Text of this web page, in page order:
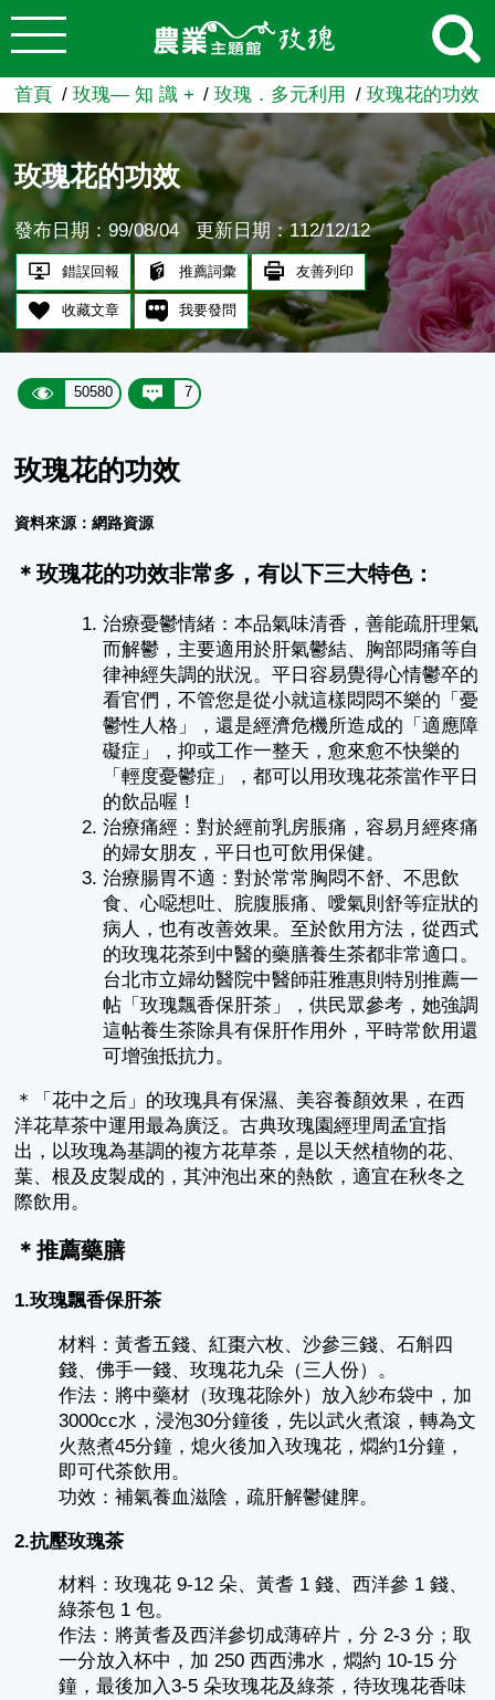
跳到主要內容
農業知識入口網
首頁 玫瑰— 知 識 + 玫瑰．多元利用 玫瑰花的功效
玫瑰花的功效
發布日期：99/08/04 更新日期：112/12/12
錯誤回報 推薦詞彙 友善列印
收藏文章 我要發問
50580 7
玫瑰花的功效
資料來源：網路資源
＊玫瑰花的功效非常多，有以下三大特色：
治療憂鬱情緒：本品氣味清香，善能疏肝理氣
而解鬱，主要適用於肝氣鬱結、胸部悶痛等自
律神經失調的狀況。平日容易覺得心情鬱卒的
看官們，不管您是從小就這樣悶悶不樂的「憂
鬱性人格」，還是經濟危機所造成的「適應障
礙症」，抑或工作一整天，愈來愈不快樂的
「輕度憂鬱症」，都可以用玫瑰花茶當作平日
的飲品喔！
治療痛經：對於經前乳房脹痛，容易月經疼痛
的婦女朋友，平日也可飲用保健。
治療腸胃不適：對於常常胸悶不舒、不思飲
食、心噁想吐、脘腹脹痛、噯氣則舒等症狀的
病人，也有改善效果。至於飲用方法，從西式
的玫瑰花茶到中醫的藥膳養生茶都非常適口。
台北市立婦幼醫院中醫師莊雅惠則特別推薦一
帖「玫瑰飄香保肝茶」，供民眾參考，她強調
這帖養生茶除具有保肝作用外，平時常飲用還
可增強抵抗力。
＊「花中之后」的玫瑰具有保濕、美容養顏效果，在西
洋花草茶中運用最為廣泛。古典玫瑰園經理周孟宜指
出，以玫瑰為基調的複方花草荼，是以天然植物的花、
葉、根及皮製成的，其沖泡出來的熱飲，適宜在秋冬之
際飲用。
＊推薦藥膳
1.玫瑰飄香保肝茶
材料：黃耆五錢、紅棗六枚、沙參三錢、石斛四
錢、佛手一錢、玫瑰花九朵（三人份）。
作法：將中藥材（玫瑰花除外）放入紗布袋中，加
3000cc水，浸泡30分鐘後，先以武火煮滾，轉為文
火熬煮45分鐘，熄火後加入玫瑰花，燜約1分鐘，
即可代茶飲用。
功效：補氣養血滋陰，疏肝解鬱健脾。
2.抗壓玫瑰茶
材料：玫瑰花 9-12 朵、黃耆 1 錢、西洋參 1 錢、
綠茶包 1 包。
作法：將黃耆及西洋參切成薄碎片，分 2-3 分；取
一分放入杯中，加 250 西西沸水，燜約 10-15 分
鐘，最後加入3-5 朵玫瑰花及綠茶，待玫瑰花香味